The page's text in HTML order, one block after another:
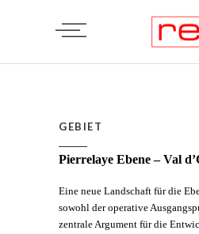
GEBIET
Pierrelaye Ebene – Val
Eine neue Landschaft für die
sowohl der operative
zentrale Argument für die